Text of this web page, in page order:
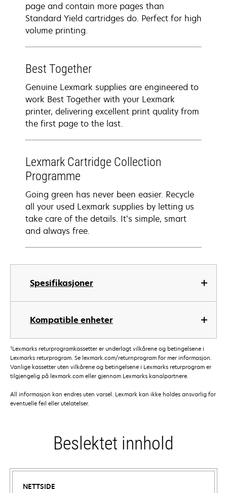
Spesifikasjoner
Kompatible enheter
page and contain more pages than
Standard Yield cartridges do. Perfect for high
volume printing.
Best Together
Genuine Lexmark supplies are engineered to
work Best Together with your Lexmark
printer, delivering excellent print quality from
the first page to the last.
Lexmark Cartridge Collection
Programme
Going green has never been easier. Recycle
all your used Lexmark supplies by letting us
take care of the details. It’s simple, smart
and always free.
†Lexmarks returprogramkassetter er underlagt vilkårene og betingelsene i
Lexmarks returprogram. Se lexmark.com/returnprogram for mer informasjon.
Vanlige kassetter uten vilkårene og betingelsene i Lexmarks returprogram er
tilgjengelig på lexmark.com eller gjennom Lexmarks kanalpartnere.
All informasjon kan endres uten varsel. Lexmark kan ikke holdes ansvarlig for
eventuelle feil eller utelatelser.
Beslektet innhold
NETTSIDE